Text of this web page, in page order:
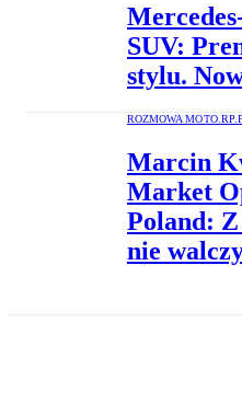
SUV:
stylu.
ROZMOWA
Marcin
Market
Poland:
nie